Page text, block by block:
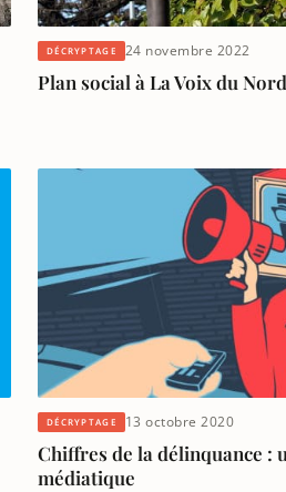
DÉCRYPTAGE 24 novembre 2022
Plan social à La Voix du Nord
DÉCRYPTAGE 13 octobre 2020
Chiffres de la délinquance :
médiatique